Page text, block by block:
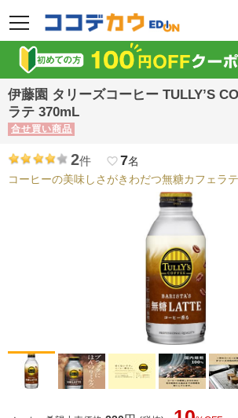
メニュー
伊藤園 タリーズコーヒー TULLY’S
ラテ 370mL
合せ買い商品
2件 favorite_border7名
コーヒーの美味しさがきわだつ無糖カフェラテ